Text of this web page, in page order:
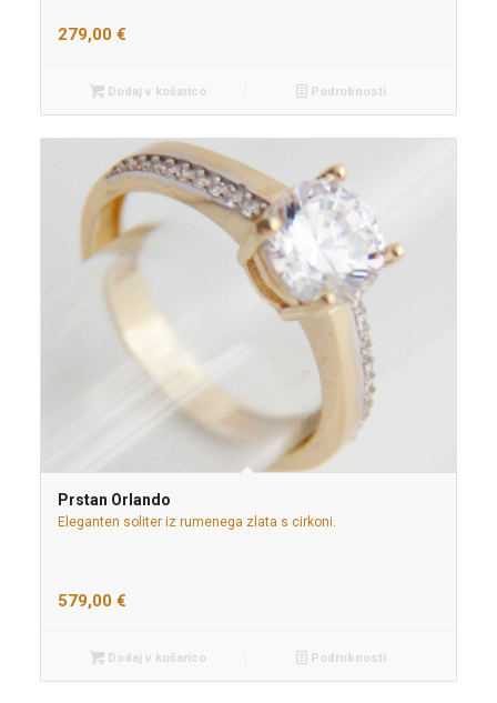
279,00 €
Dodaj v košarico Podrobnosti
Prstan Orlando
Eleganten soliter iz rumenega zlata s cirkoni.
579,00 €
Dodaj v košarico Podrobnosti